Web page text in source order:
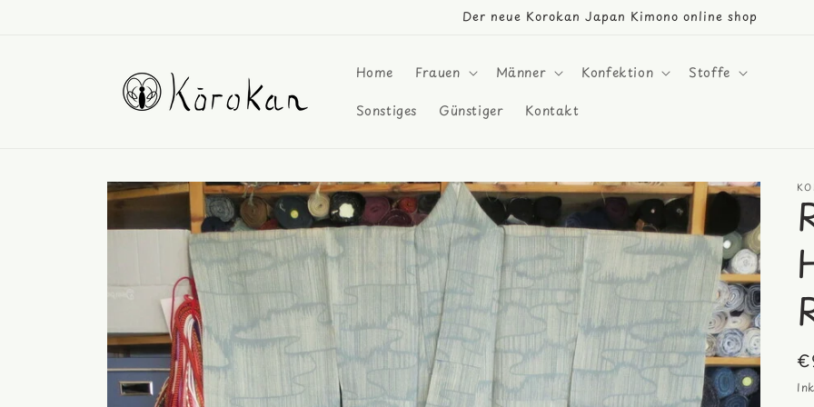
Der neue Korokan Japan Kimono online shop
Home Frauen Männer Konfektion
Stoffe
Sonstiges
Günstiger Kontakt
Produktinformationen